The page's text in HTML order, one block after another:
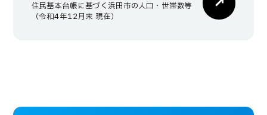
住民基本台帳に基づく浜田市の人口・世帯数等
（令和4年12月末 現在）